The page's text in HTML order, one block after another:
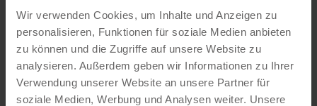
Wir verwenden Cookies, um Inhalte und Anzeigen zu
personalisieren, Funktionen für soziale Medien anbieten
zu können und die Zugriffe auf unsere Website zu
analysieren. Außerdem geben wir Informationen zu Ihrer
Verwendung unserer Website an unsere Partner für
soziale Medien, Werbung und Analysen weiter. Unsere